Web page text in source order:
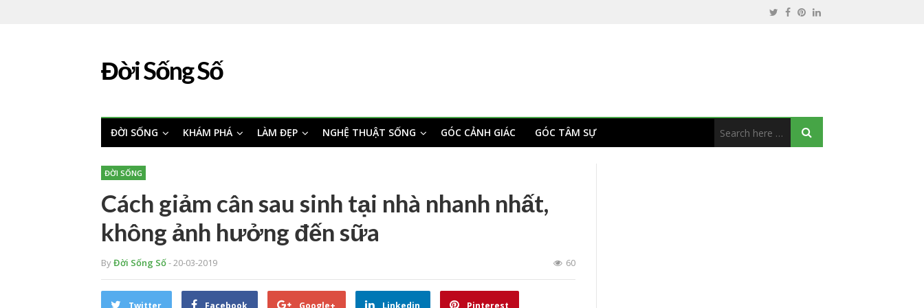
Đời Sống Số
ĐỜI SỐNG KHÁM PHÁ LÀM ĐẸP NGHỆ THUẬT SỐNG GÓC CẢNH GIÁC GÓC TÂM SỰ
ĐỜI SỐNG
Cách giảm cân sau sinh tại nhà nhanh nhất,
không ảnh hưởng đến sữa
ByĐời Sống Số- 20-03-2019 60
Twitter Facebook Google+ Linkedin Pinterest